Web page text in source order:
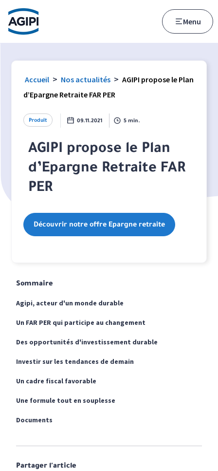
Accès au menu
Accès au contenu principal
Menu
Accueil > Nos actualités > AGIPI propose le Plan
d’Epargne Retraite FAR PER
Produit 09.11.2021 5 min.
AGIPI propose le Plan
d’Epargne Retraite FAR
PER
Découvrir notre offre Epargne retraite
Sommaire
Agipi, acteur d'un monde durable
Un FAR PER qui participe au changement
Des opportunités d'investissement durable
Investir sur les tendances de demain
Un cadre fiscal favorable
Une formule tout en souplesse
Documents
Partager l'article